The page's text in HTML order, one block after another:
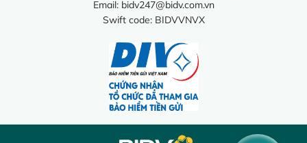
Email: bidv247@bidv.com.vn
Swift code: BIDVVNVX